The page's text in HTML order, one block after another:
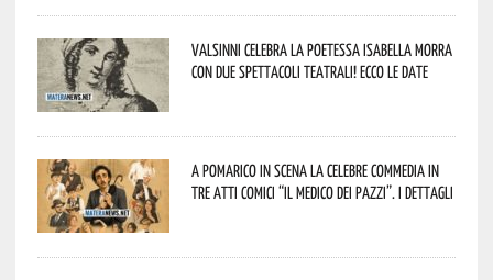
Valsinni celebra la poetessa Isabella Morra
con due spettacoli teatrali! Ecco le date
A Pomarico in scena la celebre commedia in
tre atti comici “Il medico dei pazzi”. I dettagli